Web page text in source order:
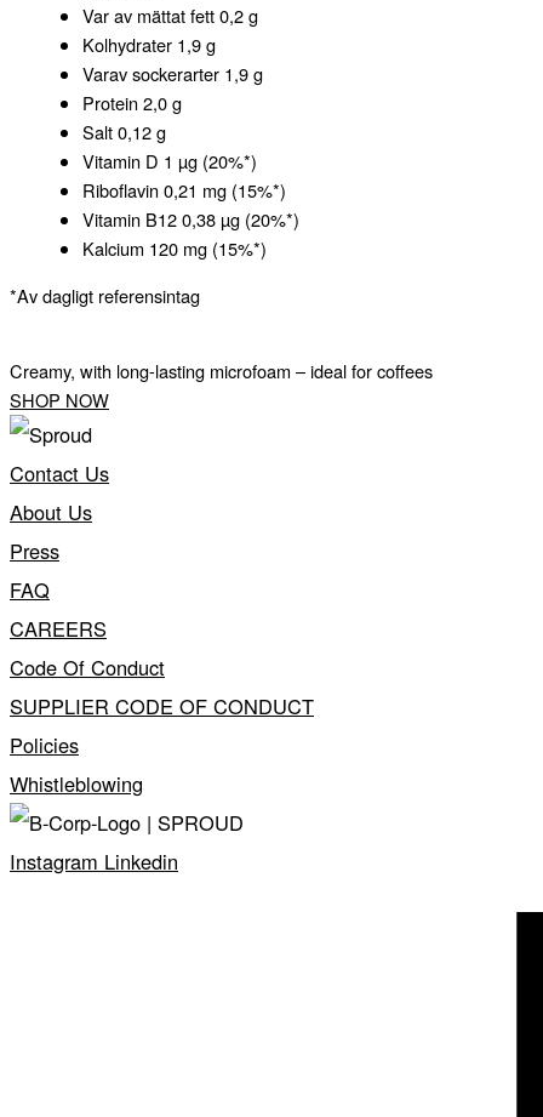
Var av mättat fett 0,2 g
Kolhydrater 1,9 g
Varav sockerarter 1,9 g
Protein 2,0 g
Salt 0,12 g
Vitamin D 1 µg (20%*)
Riboflavin 0,21 mg (15%*)
Vitamin B12 0,38 µg (20%*)
Kalcium 120 mg (15%*)
*Av dagligt referensintag
Creamy, with long-lasting microfoam – ideal for coffees
SHOP NOW
Contact Us
About Us
Press
FAQ
CAREERS
Code Of Conduct
SUPPLIER CODE OF CONDUCT
Policies
Whistleblowing
Instagram Linkedin